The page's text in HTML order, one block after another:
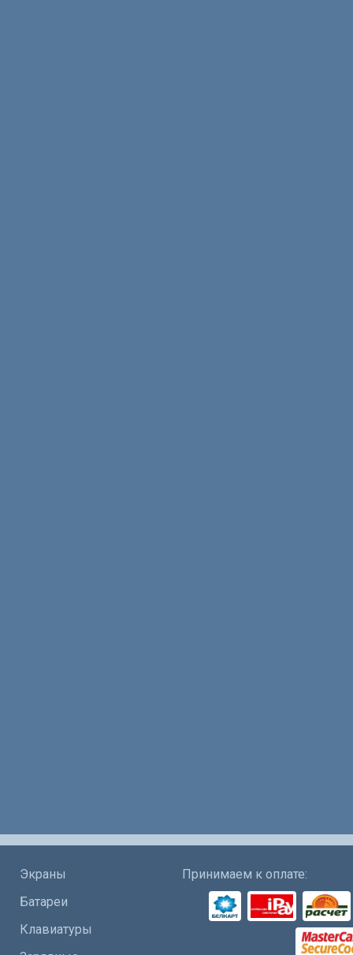
Экраны
Батареи
Клавиатуры
Принимаем к оплате: